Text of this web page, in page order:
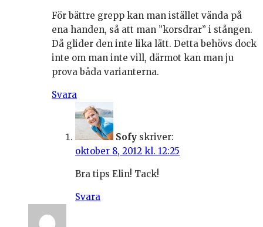
För bättre grepp kan man istället vända på
ena handen, så att man ”korsdrar” i stången.
Då glider den inte lika lätt. Detta behövs dock
inte om man inte vill, därmot kan man ju
prova båda varianterna.
Svara
Sofy skriver:
oktober 8, 2012 kl. 12:25
Bra tips Elin! Tack!
Svara